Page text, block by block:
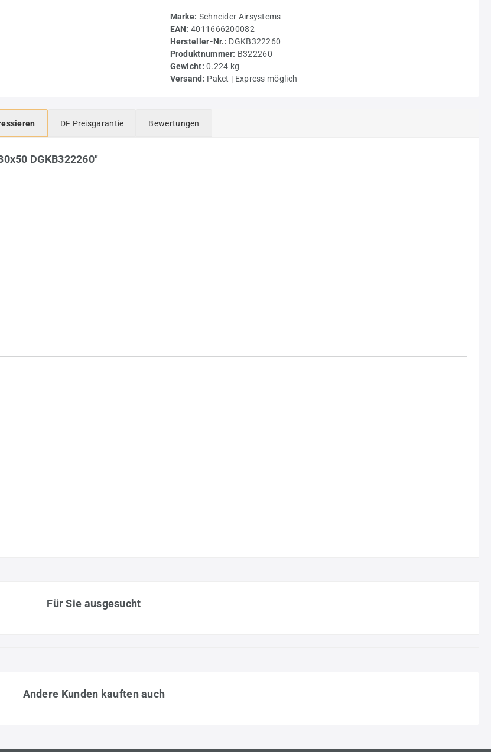
Marke: Schneider Airsystems
EAN: 4011666200082
Hersteller-Nr.: DGKB322260
Produktnummer: B322260
Gewicht:0.224 kg
Versand: Paket | Express möglich
DF Preisgarantie Bewertungen
DGKB322260"
Für Sie ausgesucht
Andere Kunden kauften auch